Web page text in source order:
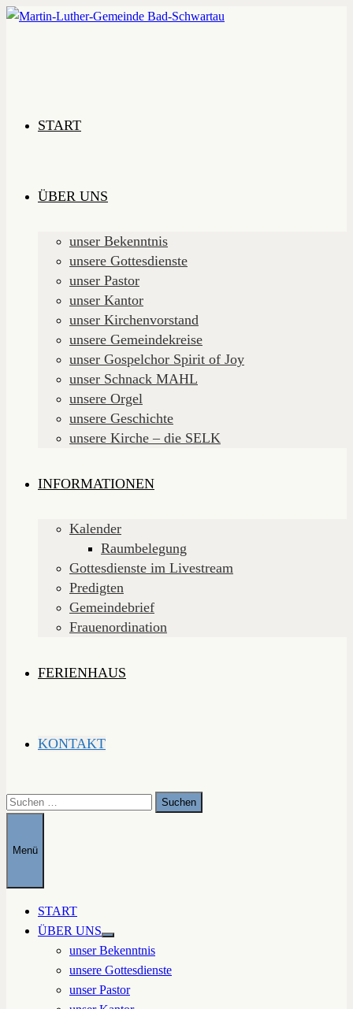
Zum
START
ÜBER UNS
unser Bekenntnis
unsere Gottesdienste
unser Pastor
unser Kantor
unser Kirchenvorstand
unsere Gemeindekreise
unser Gospelchor Spirit of Joy
unser Schnack MAHL
unsere Orgel
unsere Geschichte
unsere Kirche – die SELK
INFORMATIONEN
Kalender
Raumbelegung
Gottesdienste im Livestream
Predigten
Gemeindebrief
Frauenordination
FERIENHAUS
KONTAKT
Suchen
Menü
START
ÜBER UNS
anzeigen
unser Bekenntnis
unsere Gottesdienste
unser Pastor